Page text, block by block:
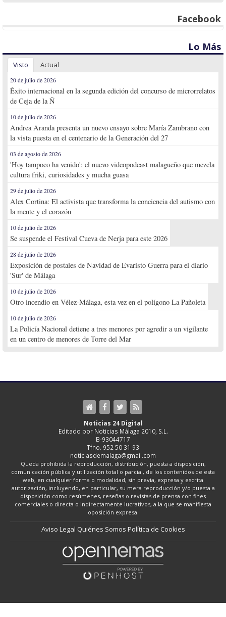
Facebook
Lo Más
Visto Actual
20 de julio de 2026
Éxito internacional en la segunda edición del concurso de microrrelatos
de Ceja de la Ñ
10 de julio de 2026
Andrea Aranda presenta un nuevo ensayo sobre María Zambrano con
la vista puesta en el centenario de la Generación del 27
03 de agosto de 2026
'Hoy tampoco ha venido': el nuevo videopodcast malagueño que mezcla
cultura friki, curiosidades y mucha guasa
29 de julio de 2026
Alex Cortina: El activista que transforma la conciencia del autismo con
la mente y el corazón
10 de julio de 2026
Se suspende el Festival Cueva de Nerja para este 2026
28 de julio de 2026
Exposición de postales de Navidad de Evaristo Guerra para el diario
'Sur' de Málaga
10 de julio de 2026
Otro incendio en Vélez-Málaga, esta vez en el polígono La Pañoleta
10 de julio de 2026
La Policía Nacional detiene a tres menores por agredir a un vigilante
en un centro de menores de Torre del Mar
Noticias 24 Digital
Editado por Noticias Málaga 2010, S.L.
B-93044717
Tfno. 952 50 31 93
noticiasdemalaga@gmail.com
Queda prohibida la reproducción, distribución, puesta a disposición,
comunicación pública y utilización total o parcial, de los contenidos de esta
web, en cualquier forma o modalidad, sin previa, expresa y escrita
autorización, incluyendo, en particular, su mera reproducción y/o puesta a
disposición como resúmenes, reseñas o revistas de prensa con fines
comerciales o directa o indirectamente lucrativos, a la que se manifiesta
oposición expresa.
Aviso Legal Quiénes Somos Política de Cookies